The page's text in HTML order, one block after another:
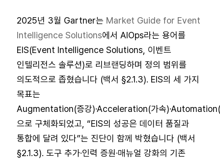
2025년 3월 Gartner는 Market Guide for Event
Intelligence Solutions에서 AIOps라는 용어를
EIS(Event Intelligence Solutions, 이벤트
인텔리전스 솔루션)로 리브랜딩하며 정의 범위를
의도적으로 좁혔습니다 (백서 §2.1.3). EIS의 세 가지
목표는
Augmentation(증강)·Acceleration(가속
으로 구체화되었고, “EIS의 성공은 데이터 품질과
통합에 달려 있다”는 진단이 함께 박혔습니다 (백서
§2.1.3). 도구 추가·인력 증원·매뉴얼 강화의 기존